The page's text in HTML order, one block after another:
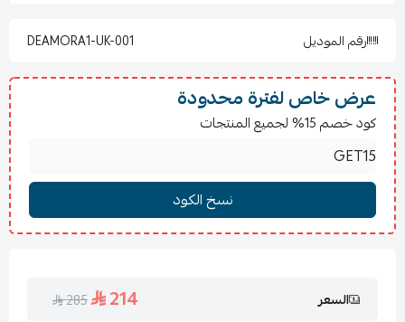
🛏2 كيس مخدة:
تعليمات العناية:
يُغسل بماء بارد أو فاتر وبرفق
يُستخدم مسحوق غسيل لطيف
يُمنع استخدام المبيضات
يُجفف في الظل أو على حرارة منخفضة
يُكوى على درجة منخفضة إذا لزم الأمر
هل المفرش ثقيل؟
الحشوة وسط، تمنحك الدفء دون ثقل زائد.
رقم الموديل DEAMORA1-UK-001
عرض خاص لفترة محدودة
كود خصم 15% لجميع المنتجات
السعر 214
285